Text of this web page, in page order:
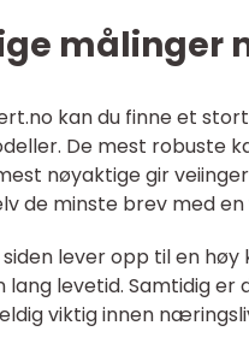
målinger
kan du finne et
De mest robuste
nøyaktige gir
de minste brev med
lever opp til en
levetid. Samtidig er
viktig innen